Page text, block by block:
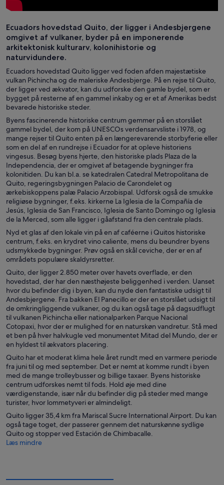
Ecuadors hovedstad Quito, der ligger i Andesbjergene
omgivet af vulkaner, byder på en imponerende
arkitektonisk kulturarv, kolonihistorie og
naturvidundere.
Ecuadors hovedstad Quito ligger ved foden af​den majestætiske
vulkan Pichincha og de maleriske Andesbjerge. På en rejse til Quito,
der ligger ved ækvator, kan du udforske den gamle bydel, som er
bygget på resterne af en gammel inkaby og er et af Amerikas bedst
bevarede historiske steder.
Byens fascinerende historiske centrum gemmer på en storslået
gammel bydel, der kom på UNESCOs verdensarvsliste i 1978, og
mange rejser til Quito enten på en længerevarende storbyferie eller
som en del af en rundrejse i Ecuador for at opleve historiens
vingesus. Besøg byens hjerte, den historiske plads Plaza de la
Independencia, der er omgivet af betagende bygninger fra
kolonitiden. Du kan bl.a. se katedralen Catedral Metropolitana de
Quito, regeringsbygningen Palacio de Carondelet og
ærkebiskoppens palæ Palacio Arzobispal. Udforsk også de smukke
religiøse bygninger, f.eks. kirkerne La Iglesia de la Compañía de
Jesús, Iglesia de San Francisco, Iglesia de Santo Domingo og Iglesia
de la Merced, som alle ligger i gåafstand fra den centrale plads.
Nyd et glas af den lokale vin på en af caféerne i Quitos historiske
centrum, f.eks. en krydret vino caliente, mens du beundrer byens
udsmykkede bygninger. Prøv også en skål ceviche, der er en af
områdets populære skaldyrsretter.
Quito, der ligger 2.850 meter over havets overflade, er den
hovedstad, der har den næsthøjeste beliggenhed i verden. Uanset
hvor du befinder dig i byen, kan du nyde den fantastiske udsigt til
Andesbjergene. Fra bakken El Panecillo er der en storslået udsigt til
de omkringliggende vulkaner, og du kan også tage på dagsudflugt
til vulkanen Pichincha eller nationalparken Parque Nacional
Cotopaxi, hvor der er mulighed for en naturskøn vandretur. Stå med
et ben på hver halvkugle ved monumentet Mitad del Mundo, der er
en hyldest til ækvators placering.
Quito har et moderat klima hele året rundt med en varmere periode
fra juni til og med september. Det er nemt at komme rundt i byen
med de mange trolleybusser og billige taxaer. Byens historiske
centrum udforskes nemt til fods. Hold øje med dine
værdigenstande, især når du befinder dig på steder med mange
turister, hvor lommetyveri er almindeligt.
Quito ligger 35,4 km fra Mariscal Sucre International Airport. Du kan
også tage toget, der passerer gennem det naturskønne sydlige
Quito og stopper ved Estación de Chimbacalle.
Læs mindre